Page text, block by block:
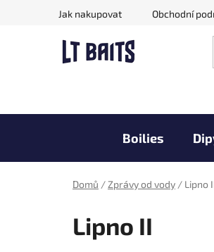
Jak nakupovat Obchodní
Boilies
Doprodej zboží
Domů / Zprávy od vody / Lipno
Lipno II